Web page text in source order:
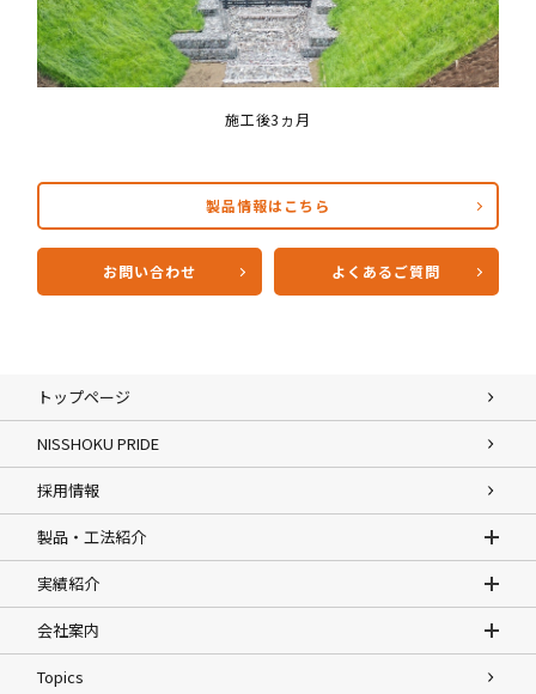
施工後3ヵ月
製品情報はこちら
お問い合わせ よくあるご質問
トップページ
NISSHOKU PRIDE
採用情報
製品・工法紹介
実績紹介
会社案内
Topics